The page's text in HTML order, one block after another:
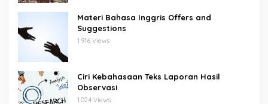
Materi Bahasa Inggris Offers and
Suggestions
1.916 Views
Ciri Kebahasaan Teks Laporan Hasil
Observasi
1.024 Views